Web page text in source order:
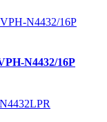
N4432/16P